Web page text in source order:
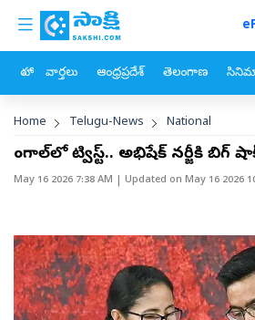
Skip to main content
custom menu
హోం వార్తలు ఆంధ్రప్రదేశ్ తెలంగాణ
Breadcrumb
Home Telugu-News National
బెంగాల్‌లో ట్విస్ట్‌.. అభిషేక్‌ బెనర్జీకి బిగ్‌
May 16 2026 7:38 AM | Updated on May 16 2026